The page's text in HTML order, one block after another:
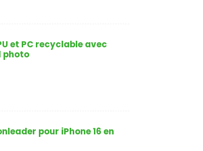
et PC recyclable avec
photo
pour iPhone 16 en